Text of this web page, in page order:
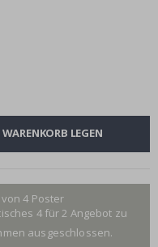
LEGEN
4 Poster
4 für 2 Angebot zu
ausgeschlossen.